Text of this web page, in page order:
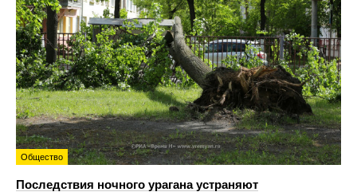
Общество
Последствия ночного урагана устраняют